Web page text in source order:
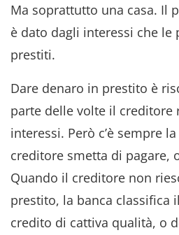
Ma soprattutto una casa. Il
è dato dagli interessi che le
prestiti.
Dare denaro in prestito è
parte delle volte il creditore
interessi. Però c’è sempre
creditore smetta di pagare,
Quando il creditore non
prestito, la banca classifica
credito di cattiva qualità, o